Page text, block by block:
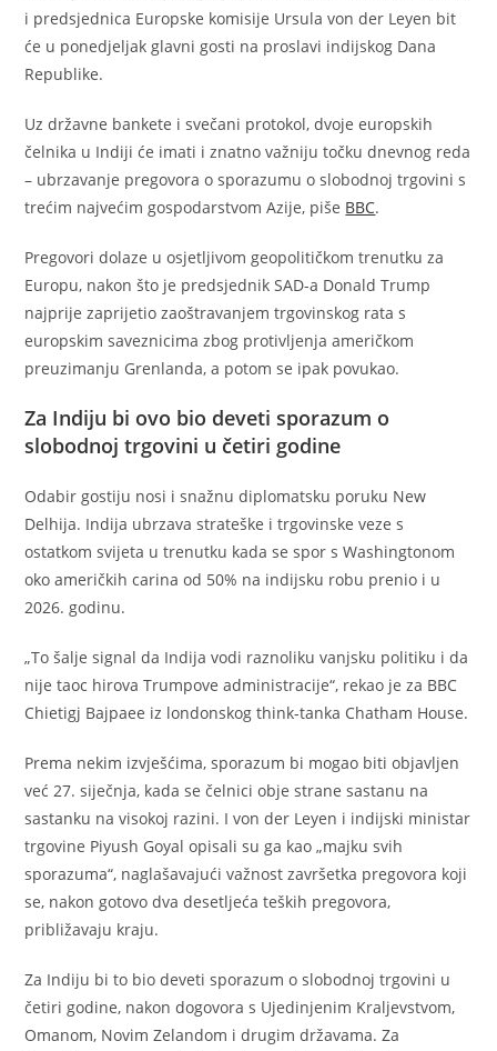
i predsjednica Europske komisije Ursula von der Leyen bit
će u ponedjeljak glavni gosti na proslavi indijskog Dana
Republike.
Uz državne bankete i svečani protokol, dvoje europskih
čelnika u Indiji će imati i znatno važniju točku dnevnog reda
– ubrzavanje pregovora o sporazumu o slobodnoj trgovini s
trećim najvećim gospodarstvom Azije, piše BBC.
Pregovori dolaze u osjetljivom geopolitičkom trenutku za
Europu, nakon što je predsjednik SAD-a Donald Trump
najprije zaprijetio zaoštravanjem trgovinskog rata s
europskim saveznicima zbog protivljenja američkom
preuzimanju Grenlanda, a potom se ipak povukao.
Za Indiju bi ovo bio deveti sporazum o
slobodnoj trgovini u četiri godine
Odabir gostiju nosi i snažnu diplomatsku poruku New
Delhija. Indija ubrzava strateške i trgovinske veze s
ostatkom svijeta u trenutku kada se spor s Washingtonom
oko američkih carina od 50% na indijsku robu prenio i u
2026. godinu.
„To šalje signal da Indija vodi raznoliku vanjsku politiku i da
nije taoc hirova Trumpove administracije“, rekao je za BBC
Chietigj Bajpaee iz londonskog think-tanka Chatham House.
Prema nekim izvješćima, sporazum bi mogao biti objavljen
već 27. siječnja, kada se čelnici obje strane sastanu na
sastanku na visokoj razini. I von der Leyen i indijski ministar
trgovine Piyush Goyal opisali su ga kao „majku svih
sporazuma“, naglašavajući važnost završetka pregovora koji
se, nakon gotovo dva desetljeća teških pregovora,
približavaju kraju.
Za Indiju bi to bio deveti sporazum o slobodnoj trgovini u
četiri godine, nakon dogovora s Ujedinjenim Kraljevstvom,
Omanom, Novim Zelandom i drugim državama. Za